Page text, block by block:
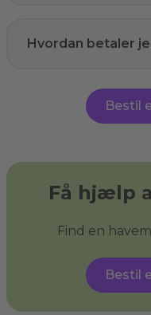
Hvordan betaler
Bestil
Få hjælp
Find en
Bestil